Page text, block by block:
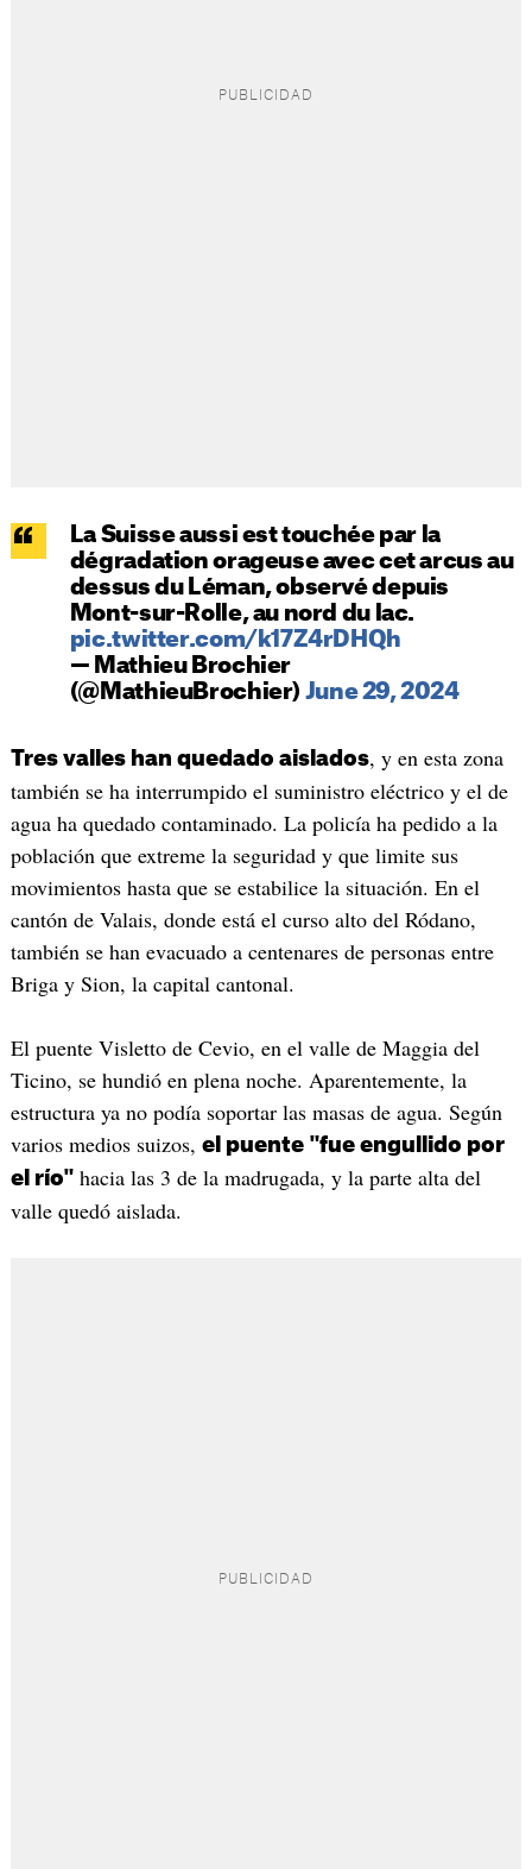
La Suisse aussi est touchée par la
dégradation orageuse avec cet arcus au
dessus du Léman, observé depuis
Mont-sur-Rolle, au nord du lac.
pic.twitter.com/k17Z4rDHQh
— Mathieu Brochier
(@MathieuBrochier) June 29, 2024
Tres valles han quedado aislados, y en esta zona
también se ha interrumpido el suministro eléctrico y el de
agua ha quedado contaminado. La policía ha pedido a la
población que extreme la seguridad y que limite sus
movimientos hasta que se estabilice la situación. En el
cantón de Valais, donde está el curso alto del Ródano,
también se han evacuado a centenares de personas entre
Briga y Sion, la capital cantonal.
El puente Visletto de Cevio, en el valle de Maggia del
Ticino, se hundió en plena noche. Aparentemente, la
estructura ya no podía soportar las masas de agua. Según
varios medios suizos, el puente "fue engullido por
el río" hacia las 3 de la madrugada, y la parte alta del
valle quedó aislada.